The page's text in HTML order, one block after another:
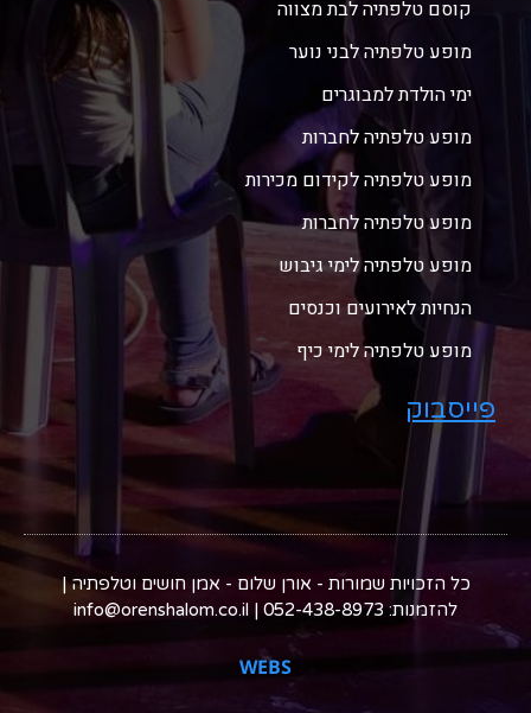
קוסם טלפתיה לבת מצווה
מופע טלפתיה לבני נוער
ימי הולדת למבוגרים
מופע טלפתיה לחברות
מופע טלפתיה לקידום מכירות
מופע טלפתיה לחברות
מופע טלפתיה לימי גיבוש
הנחיות לאירועים וכנסים
מופע טלפתיה לימי כיף
פייסבוק
כל הזכויות שמורות - אורן שלום - אמן חושים וטלפתיה |
להזמנות: 052-438-8973 | info@orenshalom.co.il
WEBS